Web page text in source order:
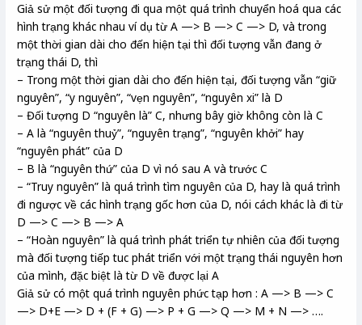
Giả sử một đối tượng đi qua một quá trình chuyển hoá qua các
hình trạng khác nhau ví dụ từ A —> B —> C —> D, và trong
một thời gian dài cho đến hiện tại thì đối tượng vẫn đang ở
trạng thái D, thì
– Trong một thời gian dài cho đến hiện tại, đối tượng vẫn “giữ
nguyên”, “y nguyên”, “vẹn nguyên”, “nguyên xi” là D
– Đối tượng D “nguyên là” C, nhưng bây giờ không còn là C
– A là “nguyên thuỷ”, “nguyên trạng”, “nguyên khởi” hay
“nguyên phát” của D
– B là “nguyên thứ” của D vì nó sau A và trước C
– “Truy nguyên” là quá trình tìm nguyên của D, hay là quá trình
đi ngược về các hình trạng gốc hơn của D, nói cách khác là đi từ
D —> C —> B —> A
– “Hoàn nguyên” là quá trình phát triển tự nhiên của đối tượng
mà đối tượng tiếp tuc phát triển với một trạng thái nguyên hơn
của mình, đặc biệt là từ D về được lại A
Giả sử có một quá trình nguyên phức tạp hơn : A —> B —> C
—> D+E —> D + (F + G) —> P + G —> Q —> M + N —> ….